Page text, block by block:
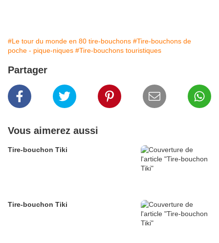
#Le tour du monde en 80 tire-bouchons #Tire-bouchons de
poche - pique-niques #Tire-bouchons touristiques
Partager
Vous aimerez aussi
Tire-bouchon Tiki
Tire-bouchon Tiki